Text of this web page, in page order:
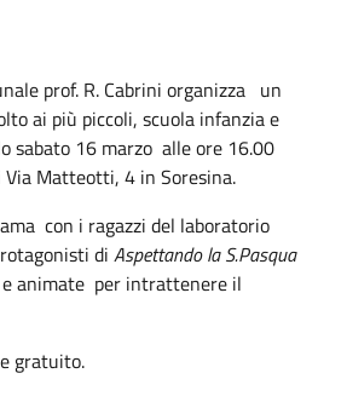
prof. R. Cabrini organizza un
ai più piccoli, scuola infanzia e
sabato 16 marzo alle ore 16.00
Via Matteotti, 4 in Soresina.
con i ragazzi del laboratorio
di Aspettando la S.Pasqua
per intrattenere il
gratuito.